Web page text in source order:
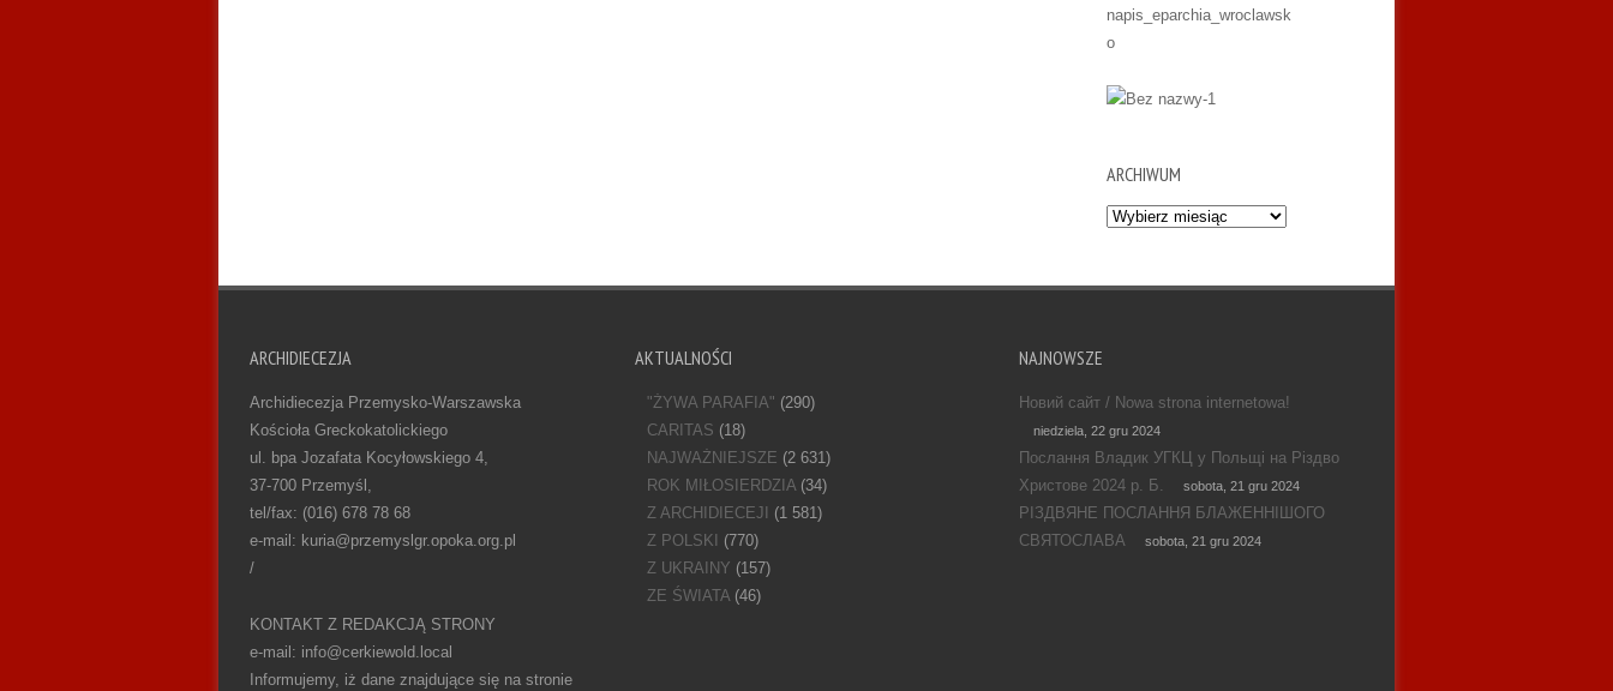
ARCHIWUM
Archiwum
ARCHIDIECEZJA
Archidiecezja Przemysko-Warszawska
Kościoła Greckokatolickiego
ul. bpa Jozafata Kocyłowskiego 4,
37-700 Przemyśl,
tel/fax: (016) 678 78 68
e-mail: kuria@przemyslgr.opoka.org.pl
/
KONTAKT Z REDAKCJĄ STRONY
e-mail: info@cerkiewold.local
Informujemy, iż dane znajdujące się na stronie
AKTUALNOŚCI
"ŻYWA PARAFIA" (290)
CARITAS (18)
NAJWAŻNIEJSZE (2 631)
ROK MIŁOSIERDZIA(34)
Z ARCHIDIECEJI
(1 581)
Z POLSKI
(770)
Z UKRAINY (157)
ZE ŚWIATA(46)
NAJNOWSZE
Новий сайт / Nowa strona internetowa!
niedziela, 22 gru 2024
Послання Владик УГКЦ у Польщі на Різдво
Христове 2024 р. Б.
sobota, 21 gru 2024
РІЗДВЯНЕ ПОСЛАННЯ БЛАЖЕННІШОГО
СВЯТОСЛАВА
sobota, 21 gru 2024